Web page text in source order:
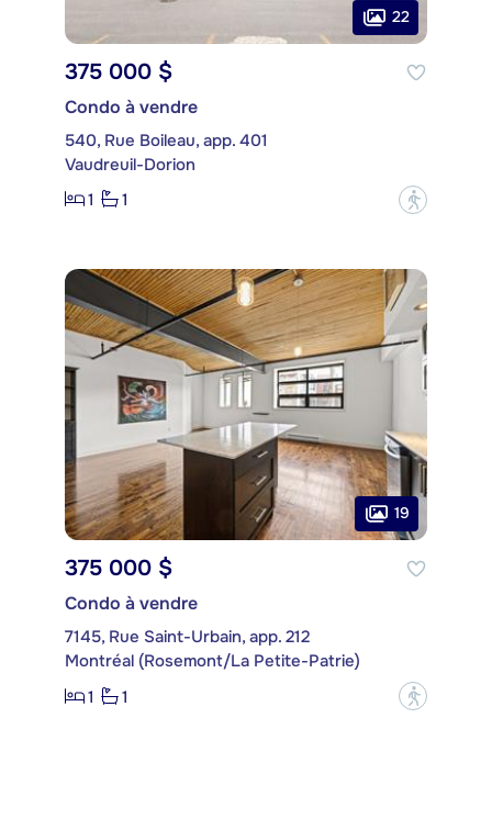
22
375 000 $
Condo à vendre
540, Rue Boileau, app. 401
Vaudreuil-Dorion
1
1 ?
19
375 000 $
Condo à vendre
7145, Rue Saint-Urbain, app. 212
Montréal (Rosemont/La Petite-Patrie)
1
1 ?